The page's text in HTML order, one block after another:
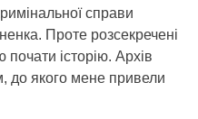
справи
Проте розсекречені
історію. Архів
до якого мене привели